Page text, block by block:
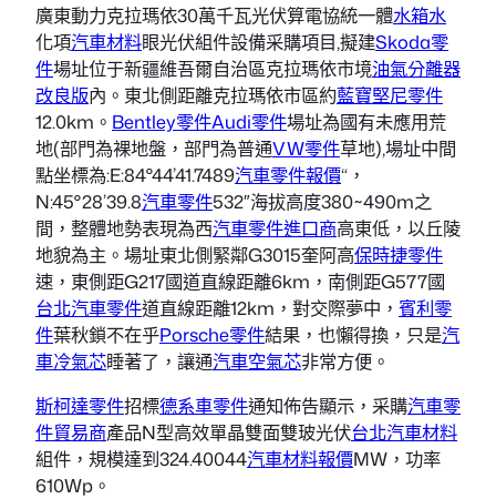
廣東動力克拉瑪依30萬千瓦光伏算電協統一體水箱水
化項汽車材料眼光伏組件設備采購項目,擬建Skoda零
件場址位于新疆維吾爾自治區克拉瑪依市境油氣分離器
改良版內。東北側距離克拉瑪依市區約藍寶堅尼零件
12.0km。 Bentley零件Audi零件場址為國有未應用荒
地(部門為裸地盤，部門為普通VW零件草地),場址中間
點坐標為:E:84°44’41.7489汽車零件報價“，
N:45°28’39.8汽車零件532″海拔高度380~490m之
間，整體地勢表現為西汽車零件進口商高東低，以丘陵
地貌為主。場址東北側緊鄰G3015奎阿高保時捷零件
速，東側距G217國道直線距離6km，南側距G577國
台北汽車零件道直線距離12km，對交際夢中， 賓利零
件葉秋鎖不在乎Porsche零件結果，也懶得換，只是汽
車冷氣芯睡著了，讓通汽車空氣芯非常方便。
斯柯達零件招標德系車零件通知佈告顯示，采購汽車零
件貿易商產品N型高效單晶雙面雙玻光伏台北汽車材料
組件，規模達到324.40044汽車材料報價MW，功率
610Wp。